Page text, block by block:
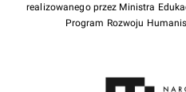
realizowanego przez Ministra
Program Rozwoju